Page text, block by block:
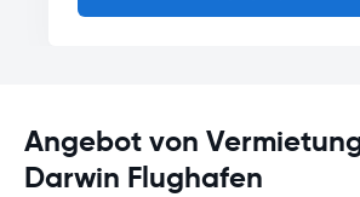
Angebot von
Darwin Flughafen